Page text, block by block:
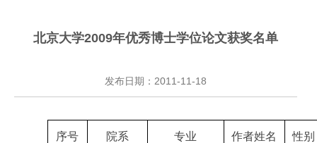
北京大学2009年优秀博士学位论文获奖名单
发布日期：2011-11-18
序号 院系 专业 作者姓名 性别